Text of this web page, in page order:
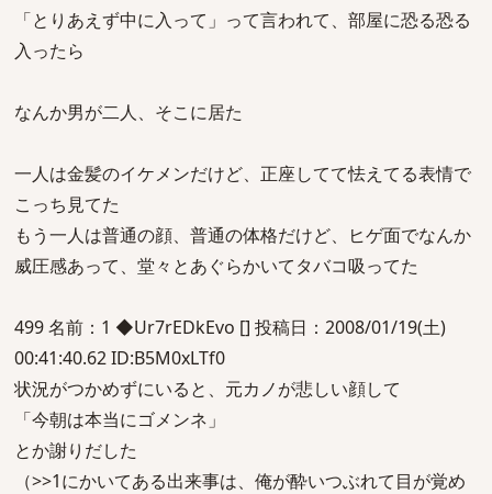
「とりあえず中に入って」って言われて、部屋に恐る恐る
入ったら
なんか男が二人、そこに居た
一人は金髪のイケメンだけど、正座してて怯えてる表情で
こっち見てた
もう一人は普通の顔、普通の体格だけど、ヒゲ面でなんか
威圧感あって、堂々とあぐらかいてタバコ吸ってた
499 名前：1 ◆Ur7rEDkEvo [] 投稿日：2008/01/19(土)
00:41:40.62 ID:B5M0xLTf0
状況がつかめずにいると、元カノが悲しい顔して
「今朝は本当にゴメンネ」
とか謝りだした
（>>1にかいてある出来事は、俺が酔いつぶれて目が覚め